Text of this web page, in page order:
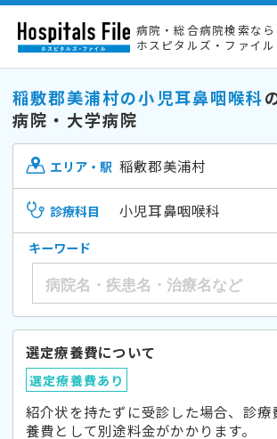
病院・総合病院検索なら
ホスピタルズ・ファイル
稲敷郡美浦村の小児耳鼻咽喉科
病院・大学病院
エリア・駅 稲敷郡美浦村
診療科目 小児耳鼻咽喉科
キーワード
選定療養費について
選定療養費あり
紹介状を持たずに受診した場合、診療
養費として別途料金がかかります。